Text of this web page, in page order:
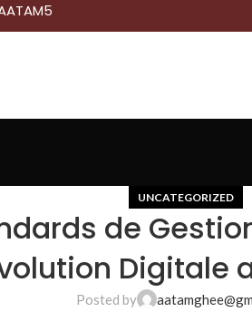
UNCATEGORIZED
de
Digitale
Posted by